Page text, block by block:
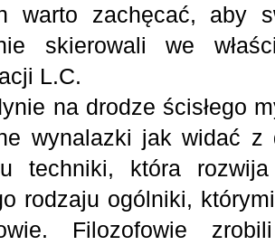
warto zachęcać, aby
skierowali we
L.C.
na drodze ścisłego
wynalazki jak widać z
techniki, która
rodzaju ogólniki,
Filozofowie